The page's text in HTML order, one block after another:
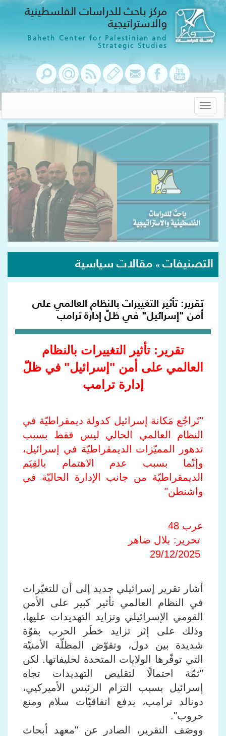
مركز باحث للدراسات الفلسطينية
والاستراتيجية
Baheth Center for Palestinian and
Strategic Studies
Toggle
navigation
التصنيفات » مقالات سياسية
تقرير: تأثير التغييرات بالنظام العالمي على
أمن "إسرائيل" في ظلّ إدارة ترامب
تقرير: تأثير التغييرات بالنظام
العالمي على أمن "إسرائيل" في ظلّ
إدارة ترامب
"تَراجُع مَكانة إسرائيل كدولة ديمقراطيّة في
النظام العالمي الحالي ليس فقط بسبب
تدهور المميّزات الديمقراطيّة في إسرائيل،
وإنّما بسبب عدم الاهتمام بالقِيَم
الديمقراطيّة من جانب الإدارة الحاليّة في
واشنطن"
عرب 48
تحرير: بلال ضاهر
أشار تقرير إسرائيلي جديد إلى أن للتغيّرات
في النظام العالمي تأثير كبير على الأمن
القومي الإسرائيلي وتزايد التهديدات عليها،
وذلك على إثر تزايد خطَر الحرب بقوّة
شديدة بين دول، وتقوّض المظلّة الأمنيّة
التي توفّرها الولايات المتحدة لحليفاتها. لكن
"ثمّة احتمالًا لتقليص التهديدات تجاه
إسرائيل بسبب التزام الرئيس الأميركيي،
دونالد ترامب، بدفع اتفاقيّات سلام ومنع
حروب".
ووصَف التقرير، الصادر عن "معهد أبحاث